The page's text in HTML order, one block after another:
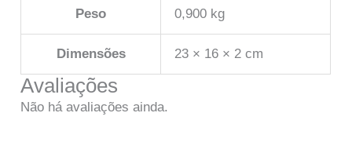
Peso 0,900 kg
Dimensões 23 × 16 × 2 cm
Avaliações
Não há avaliações ainda.